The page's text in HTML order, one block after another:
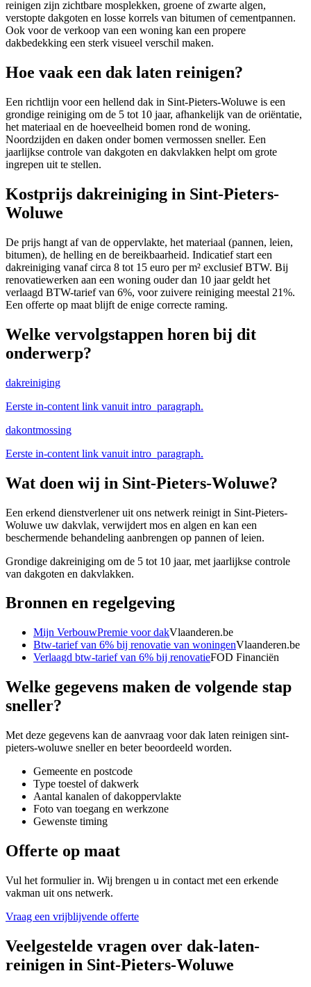
reinigen zijn zichtbare mosplekken, groene of zwarte algen,
verstopte dakgoten en losse korrels van bitumen of cementpannen.
Ook voor de verkoop van een woning kan een propere
dakbedekking een sterk visueel verschil maken.
Hoe vaak een dak laten reinigen?
Een richtlijn voor een hellend dak in Sint-Pieters-Woluwe is een
grondige reiniging om de 5 tot 10 jaar, afhankelijk van de oriëntatie,
het materiaal en de hoeveelheid bomen rond de woning.
Noordzijden en daken onder bomen vermossen sneller. Een
jaarlijkse controle van dakgoten en dakvlakken helpt om grote
ingrepen uit te stellen.
Kostprijs dakreiniging in Sint-Pieters-
Woluwe
De prijs hangt af van de oppervlakte, het materiaal (pannen, leien,
bitumen), de helling en de bereikbaarheid. Indicatief start een
dakreiniging vanaf circa 8 tot 15 euro per m² exclusief BTW. Bij
renovatiewerken aan een woning ouder dan 10 jaar geldt het
verlaagd BTW-tarief van 6%, voor zuivere reiniging meestal 21%.
Een offerte op maat blijft de enige correcte raming.
Welke vervolgstappen horen bij dit
onderwerp?
dakreiniging
Eerste in-content link vanuit intro_paragraph.
dakontmossing
Eerste in-content link vanuit intro_paragraph.
Wat doen wij in Sint-Pieters-Woluwe?
Een erkend dienstverlener uit ons netwerk reinigt in Sint-Pieters-
Woluwe uw dakvlak, verwijdert mos en algen en kan een
beschermende behandeling aanbrengen op pannen of leien.
Grondige dakreiniging om de 5 tot 10 jaar, met jaarlijkse controle
van dakgoten en dakvlakken.
Bronnen en regelgeving
Mijn VerbouwPremie voor dakVlaanderen.be
Btw-tarief van 6% bij renovatie van woningenVlaanderen.be
Verlaagd btw-tarief van 6% bij renovatieFOD Financiën
Welke gegevens maken de volgende stap
sneller?
Met deze gegevens kan de aanvraag voordak laten reinigen sint-
pieters-woluwe sneller en beter beoordeeld worden.
Gemeente en postcode
Type toestel of dakwerk
Aantal kanalen of dakoppervlakte
Foto van toegang en werkzone
Gewenste timing
Offerte op maat
Vul het formulier in. Wij brengen u in contact met een erkende
vakman uit ons netwerk.
Vraag een vrijblijvende offerte
Veelgestelde vragen over dak-laten-
reinigen in Sint-Pieters-Woluwe